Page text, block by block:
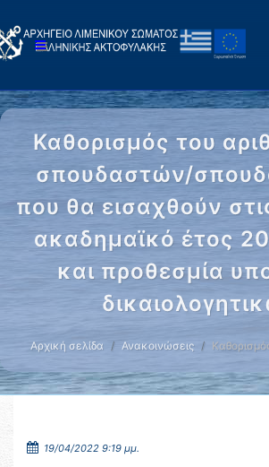
Καθορισμός του
σπουδαστών/
που θα εισαχθούν
ακαδημαϊκό έτος
και προθεσμία
Αρχική σελίδα Ανακοινώσεις
19/04/2022 9:19 μμ.